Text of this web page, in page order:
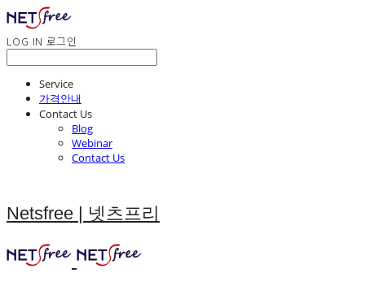
LOG IN 로그인
Service
가격안내
Contact Us
Blog
Webinar
Contact Us
Netsfree | 넷츠프리